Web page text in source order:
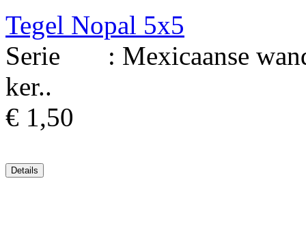
Tegel Nopal 5x5
Serie : Mexicaanse
ker..
€ 1,50